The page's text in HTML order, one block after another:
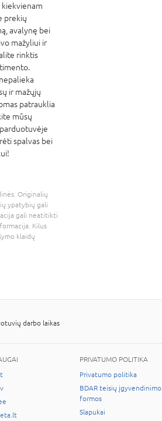
prekių
avalynę bei
mažyliui ir
rinktis
ir mažųjų
patrauklia
mūsų
spalvas bei
Originalių
ypatybių gali
gali neatitikti
Kilus
klaidų
darbo laikas
PRIVATUMO POLITIKA
Privatumo politika
BDAR teisių įgyvendinimo
formos
Slapukai